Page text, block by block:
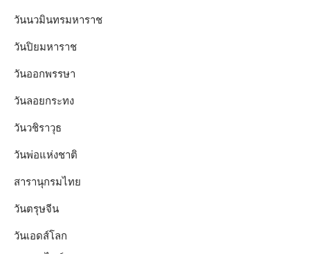
วันนวมินทรมหาราช
วันปิยมหาราช
วันออกพรรษา
วันลอยกระทง
วันวชิราวุธ
วันพ่อแห่งชาติ
สารานุกรมไทย
วันตรุษจีน
วันเอดส์โลก